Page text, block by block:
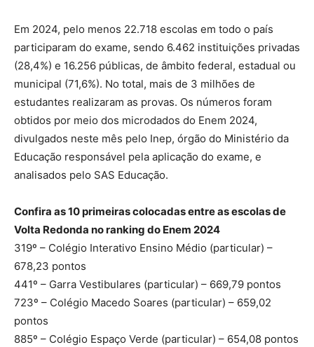
Em 2024, pelo menos 22.718 escolas em todo o país
participaram do exame, sendo 6.462 instituições privadas
(28,4%) e 16.256 públicas, de âmbito federal, estadual ou
municipal (71,6%). No total, mais de 3 milhões de
estudantes realizaram as provas. Os números foram
obtidos por meio dos microdados do Enem 2024,
divulgados neste mês pelo Inep, órgão do Ministério da
Educação responsável pela aplicação do exame, e
analisados pelo SAS Educação.
Confira as 10 primeiras colocadas entre as escolas de
Volta Redonda no ranking do Enem 2024
319º – Colégio Interativo Ensino Médio (particular) –
678,23 pontos
441º – Garra Vestibulares (particular) – 669,79 pontos
723º – Colégio Macedo Soares (particular) – 659,02
pontos
885º – Colégio Espaço Verde (particular) – 654,08 pontos